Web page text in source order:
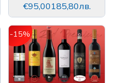
€95,00185,80лв.
-15%